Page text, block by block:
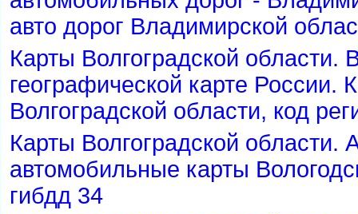
авто дорог Владимирской
Карты Волгоградской области.
еографической карте России.
олгоградской области, код
Карты Волгоградской области.
автомобильные карты
ибдд 34